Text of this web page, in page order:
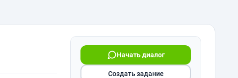
Начать диалог
Создать задание